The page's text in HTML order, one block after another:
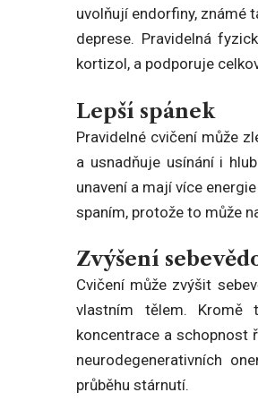
uvolňují endorfiny, známé
deprese. Pravidelná
kortizol, a podporuje
Lepší spánek
Pravidelné cvičení může
a usnadňuje usínání i
unavení a mají více
spaním, protože to může
Zvýšení
Cvičení může zvýšit
vlastním tělem. Kromě
koncentrace a schopnost
neurodegenerativních
průběhu stárnutí.